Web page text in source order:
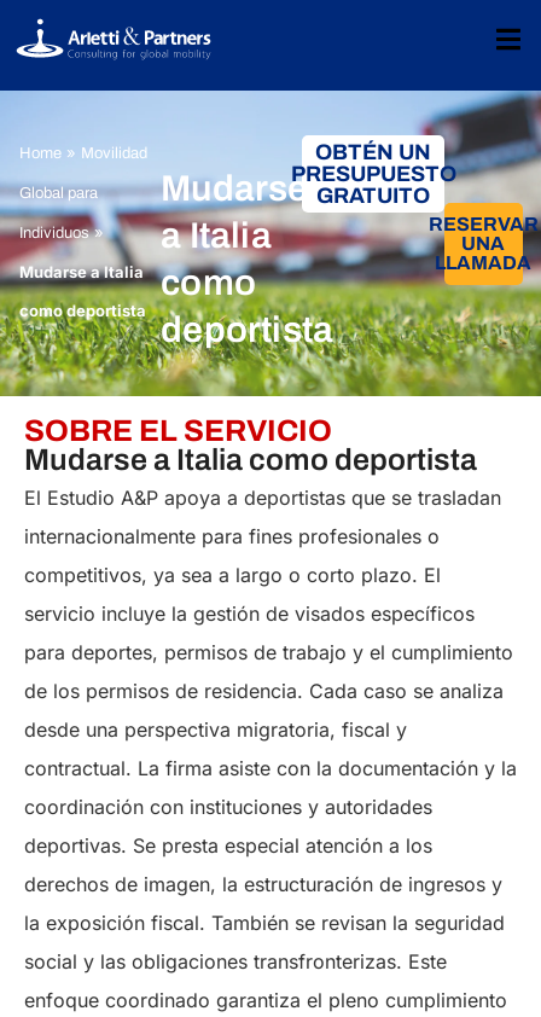
Home » Movilidad
Global para
Individuos»
Mudarse a Italia
como deportista
Mudarse
a Italia
como
deportista
OBTÉN UN
PRESUPUESTO
GRATUITO
RESERVAR
UNA
LLAMADA
SOBRE EL SERVICIO
Mudarse a Italia como deportista
El Estudio A&P apoya a deportistas que se trasladan
internacionalmente para fines profesionales o
competitivos, ya sea a largo o corto plazo. El
servicio incluye la gestión de visados específicos
para deportes, permisos de trabajo y el cumplimiento
de los permisos de residencia. Cada caso se analiza
desde una perspectiva migratoria, fiscal y
contractual. La firma asiste con la documentación y la
coordinación con instituciones y autoridades
deportivas. Se presta especial atención a los
derechos de imagen, la estructuración de ingresos y
la exposición fiscal. También se revisan la seguridad
social y las obligaciones transfronterizas. Este
enfoque coordinado garantiza el pleno cumplimiento